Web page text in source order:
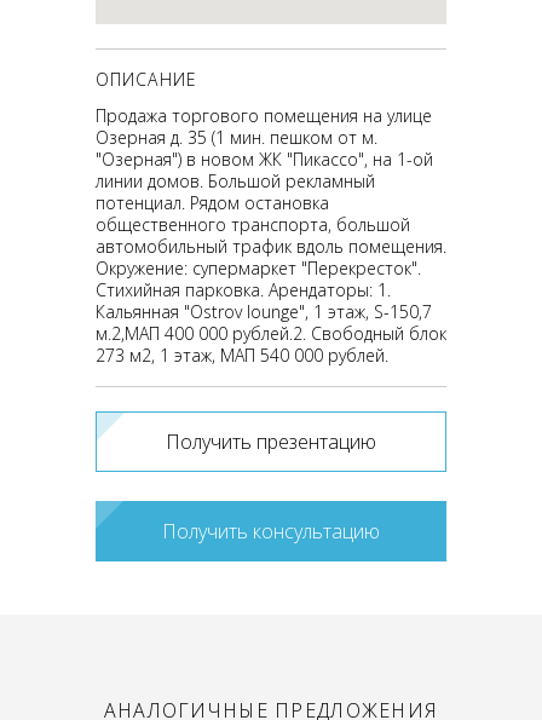
ОПИСАНИЕ
Продажа торгового помещения на улице
Озерная д. 35 (1 мин. пешком от м.
"Озерная") в новом ЖК "Пикассо", на 1-ой
линии домов. Большой рекламный
потенциал. Рядом остановка
общественного транспорта, большой
автомобильный трафик вдоль помещения.
Окружение: супермаркет "Перекресток".
Стихийная парковка. Арендаторы: 1.
Кальянная "Оstrov lounge", 1 этаж, S-150,7
м.2,МАП 400 000 рублей.2. Свободный блок
273 м2, 1 этаж, МАП 540 000 рублей.
Получить презентацию
Получить консультацию
АНАЛОГИЧНЫЕ ПРЕДЛОЖЕНИЯ